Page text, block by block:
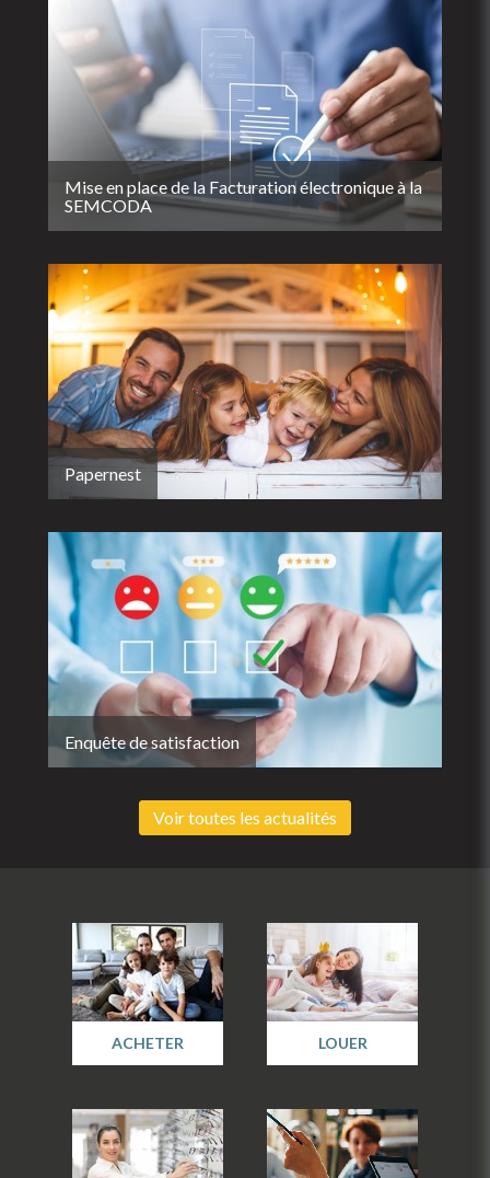
Mise en place de la Facturation électronique à la
SEMCODA
Papernest
Enquête de satisfaction
Voir toutes les actualités
ACHETER LOUER